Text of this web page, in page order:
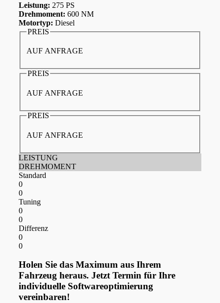
Leistung: 275 PS
Drehmoment: 600 NM
Motortyp: Diesel
PREIS
AUF ANFRAGE
PREIS
AUF ANFRAGE
PREIS
AUF ANFRAGE
LEISTUNG
DREHMOMENT
Standard
0
0
Tuning
0
0
Differenz
0
0
Holen Sie das Maximum aus Ihrem
Fahrzeug heraus. Jetzt Termin für Ihre
individuelle Softwareoptimierung
vereinbaren!